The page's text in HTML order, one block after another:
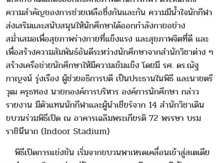
ความสำคัญของการช่วยเหลือซึ่งกันและกัน ความมีน้ำใจนักกีฬา
ส่งเสริมและสนับสนุนให้นักศึกษาได้ออกกำลังกายอย่าง
สม่ำเสมอเพื่อสุขภาพร่างกายที่แข็งแรง และสุขภาพจิตที่ดี และ
เพื่อสร้างความสัมพันธ์อันดีระหว่างนักศึกษาจากสำนักวิชาต่าง ๆ
สร้างเครือข่ายนักศึกษาให้มีความเข้มแข็ง โดยมี รศ. ดร.ณัฐ
กาญจน์ รุ่งเรือง ผู้ช่วยอธิการบดี เป็นประธานในพิธี และนายตรี
วุฒ ครุธทอง นายกองค์การบริหาร องค์การนักศึกษา กล่าว
รายงาน มีตัวแทนนักกีฬาและผู้นำเชียร์จาก 14 สำนักวิชาเดิน
ขบวนร่วมพิธีเปิด ณ อาคารเฉลิมพระเกียรติ 72 พรรษา บรม
ราชินีนาถ (Indoor Stadium)
พิธีเปิดการแข่งขัน เริ่มจากขบวนพาเหรดเคลื่อนเข้าสู่สเตเดีย